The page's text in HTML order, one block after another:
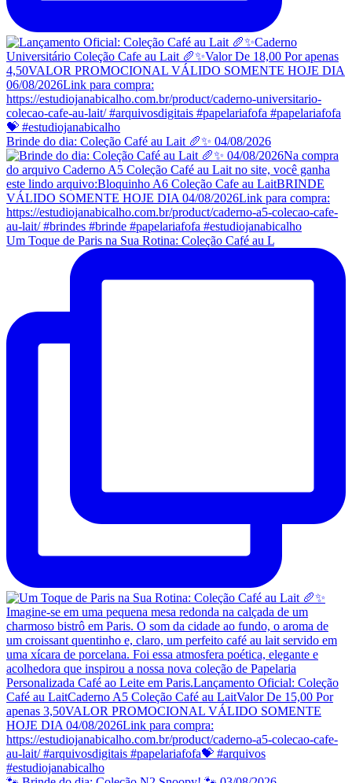
Brinde do dia: Coleção Café au Lait 🥖✨ 04/08/2026
Um Toque de Paris na Sua Rotina: Coleção Café au L